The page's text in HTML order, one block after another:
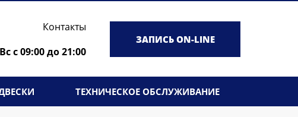
Контакты
с 09:00 до 21:00
ЗАПИСЬ ON-LINE
ТЕХНИЧЕСКОЕ ОБСЛУЖИВАНИЕ